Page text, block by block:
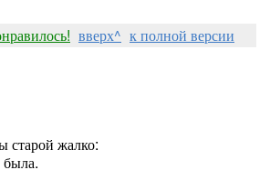
вверх^ к полной версии
жалко:
была.